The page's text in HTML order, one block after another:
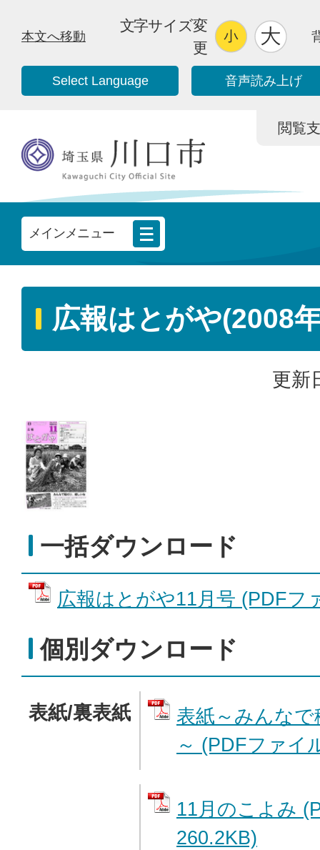
本文へ移動
文字サイズ変
更
Select Language 音声読み上げ
閲覧
メインメニュー
広報はとがや(2008
更新
一括ダウンロード
広報はとがや11月号 (PDFフ
個別ダウンロード
表紙/裏表紙
表紙～みんな
～ (PDFファイ
11月のこよみ
260.2KB)